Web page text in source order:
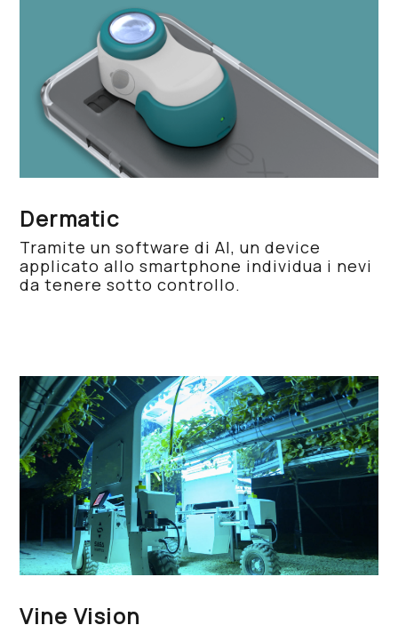
Dermatic
Tramite un software di AI, un device
applicato allo smartphone individua i nevi
da tenere sotto controllo.
Vine Vision